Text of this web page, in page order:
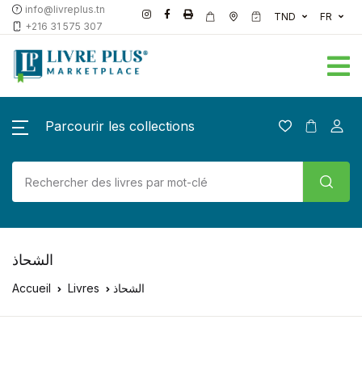
info@livreplus.tn
+216 31 575 307
TND FR
Parcourir les collections
الشحاذ
Accueil Livres الشحاذ